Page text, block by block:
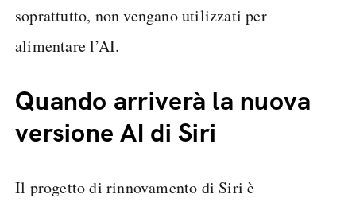
soprattutto, non vengano utilizzati per
alimentare l’AI.
Quando arriverà la nuova
versione AI di Siri
Il progetto di rinnovamento di Siri è